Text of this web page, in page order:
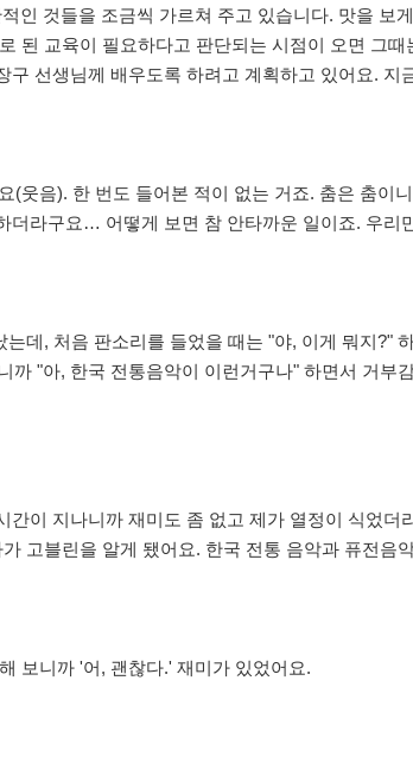
인 것들을 조금씩 가르쳐 주고 있습니다. 맛을 보
된 교육이 필요하다고 판단되는 시점이 오면 그때
선생님께 배우도록 하려고 계획하고 있어요. 지
(웃음). 한 번도 들어본 적이 없는 거죠. 춤은 춤이
더라구요… 어떻게 보면 참 안타까운 일이죠. 우리
데, 처음 판소리를 들었을 때는 "야, 이게 뭐지?"
"아, 한국 전통음악이 이런거구나" 하면서 거부감
이 지나니까 재미도 좀 없고 제가 열정이 식었더
고블린을 알게 됐어요. 한국 전통 음악과 퓨전음
보니까 '어, 괜찮다.' 재미가 있었어요.